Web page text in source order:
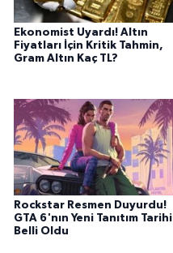
Ekonomist Uyardı! Altın
Fiyatları İçin Kritik Tahmin,
Gram Altın Kaç TL?
Rockstar Resmen Duyurdu!
GTA 6'nın Yeni Tanıtım Tarihi
Belli Oldu